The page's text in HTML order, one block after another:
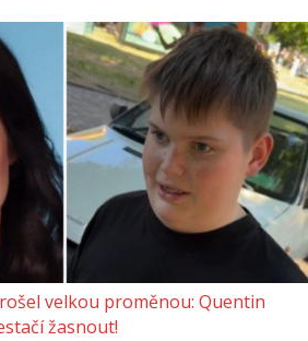
velkou proměnou: Quentin
žasnout!